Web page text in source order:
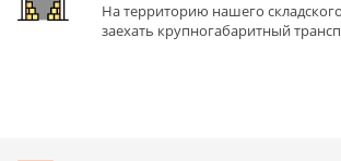
На территорию нашего
заехать крупногабаритный